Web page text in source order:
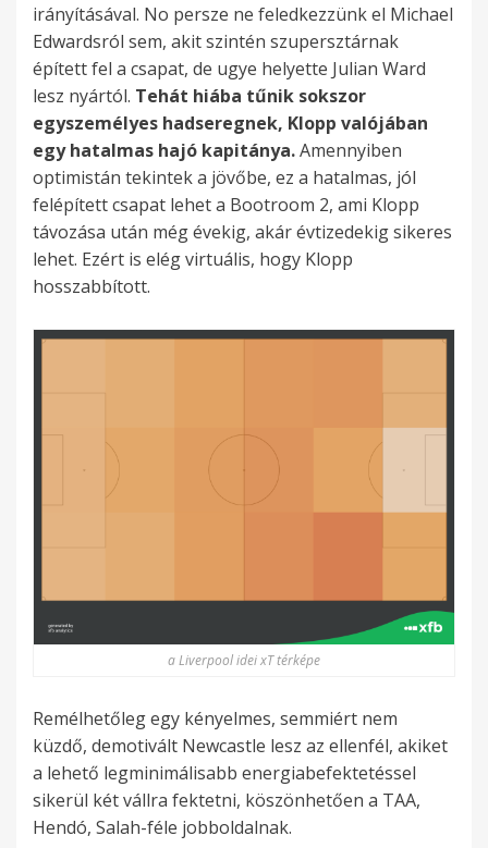
irányításával. No persze ne feledkezzünk el Michael
Edwardsról sem, akit szintén szupersztárnak
épített fel a csapat, de ugye helyette Julian Ward
lesz nyártól. Tehát hiába tűnik sokszor
egyszemélyes hadseregnek, Klopp valójában
egy hatalmas hajó kapitánya.Amennyiben
optimistán tekintek a jövőbe, ez a hatalmas, jól
felépített csapat lehet a Bootroom 2, ami Klopp
távozása után még évekig, akár évtizedekig sikeres
lehet. Ezért is elég virtuális, hogy Klopp
hosszabbított.
a Liverpool idei xT térképe
Remélhetőleg egy kényelmes, semmiért nem
küzdő, demotivált Newcastle lesz az ellenfél, akiket
a lehető legminimálisabb energiabefektetéssel
sikerül két vállra fektetni, köszönhetően a TAA,
Hendó, Salah-féle jobboldalnak.